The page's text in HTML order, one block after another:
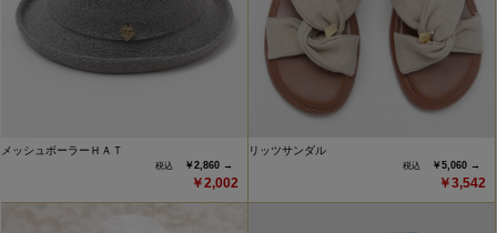
メッシュボーラーＨＡＴ
￥2,860 →
￥2,002
リッツサンダル
￥5,060 →
￥3,542